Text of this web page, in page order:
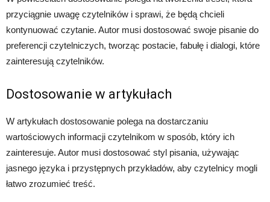
przyciągnie uwagę czytelników i sprawi, że będą chcieli
kontynuować czytanie. Autor musi dostosować swoje pisanie do
preferencji czytelniczych, tworząc postacie, fabułę i dialogi, które
zainteresują czytelników.
Dostosowanie w artykułach
W artykułach dostosowanie polega na dostarczaniu
wartościowych informacji czytelnikom w sposób, który ich
zainteresuje. Autor musi dostosować styl pisania, używając
jasnego języka i przystępnych przykładów, aby czytelnicy mogli
łatwo zrozumieć treść.